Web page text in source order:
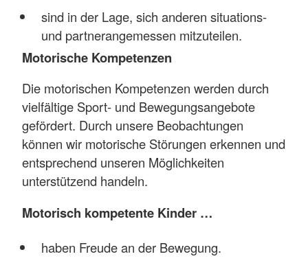
sind in der Lage, sich anderen situations-
und partnerangemessen mitzuteilen.
Motorische Kompetenzen
Die motorischen Kompetenzen werden durch
vielfältige Sport- und Bewegungsangebote
gefördert. Durch unsere Beobachtungen
können wir motorische Störungen erkennen und
entsprechend unseren Möglichkeiten
unterstützend handeln.
Motorisch kompetente Kinder …
haben Freude an der Bewegung.